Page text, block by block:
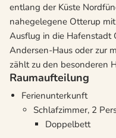
entlang der Küste
nahegelegene Otterup
Ausflug in die Hafenstadt
Andersen-Haus oder zur
zählt zu den besonderen
Raumaufteilung
Ferienunterkunft
Schlafzimmer, 2
Doppelbett